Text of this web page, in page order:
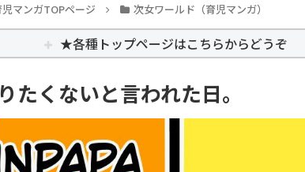
マンガTOPページ 次女ワールド（育児マンガ）
★各種トップページはこちらからどうぞ
たくないと言われた日。